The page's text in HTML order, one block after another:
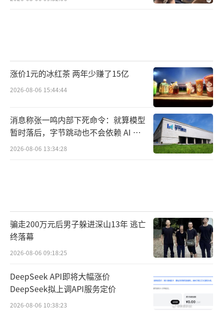
涨价1元的冰红茶 两年少赚了15亿
2026-08-06 15:44:44
消息称张一鸣内部下死命令：就算模型
暂时落后，字节跳动也不会依赖 AI 蒸
馏技术
2026-08-06 13:34:28
骗走200万元后男子躲进深山13年 逃亡
终落幕
2026-08-06 09:18:25
DeepSeek API即将大幅涨价
DeepSeek拟上调API服务定价
2026-08-06 10:38:23